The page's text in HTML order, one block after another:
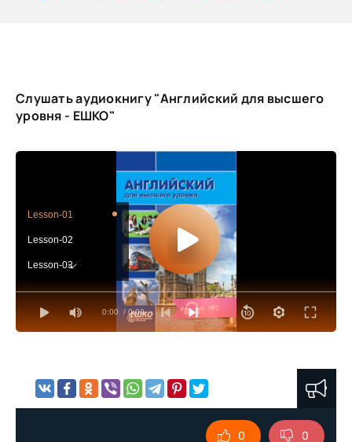
Слушать аудиокнигу "Английский для высшего
уровня - ЕШКО"
0:00 / 0:00
Lesson-01
Lesson-02
Lesson-03
Lesson-04
Lesson-05
Lesson-08
0 0